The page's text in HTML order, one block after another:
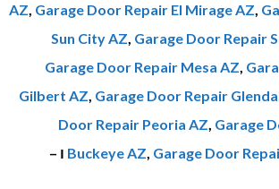
AZ, Garage Door Repair El Mirage AZ,
Sun City AZ, Garage Door Repair
Garage Door Repair Mesa AZ,
Gilbert AZ, Garage Door Repair
Door Repair Peoria AZ, Garage
Buckeye AZ, Garage Door
ו –